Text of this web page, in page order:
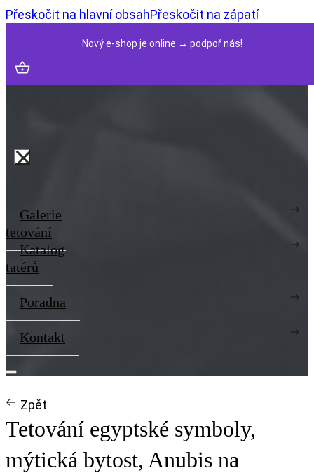
Přeskočit na hlavní obsahPřeskočit na zápatí
Nový e-shop je online → podpoř nás!
Galerie
tetování
Katalog
tatérů
Poradna
Kontakt
Zpět
Tetování egyptské symboly,
mýtická bytost, Anubis na